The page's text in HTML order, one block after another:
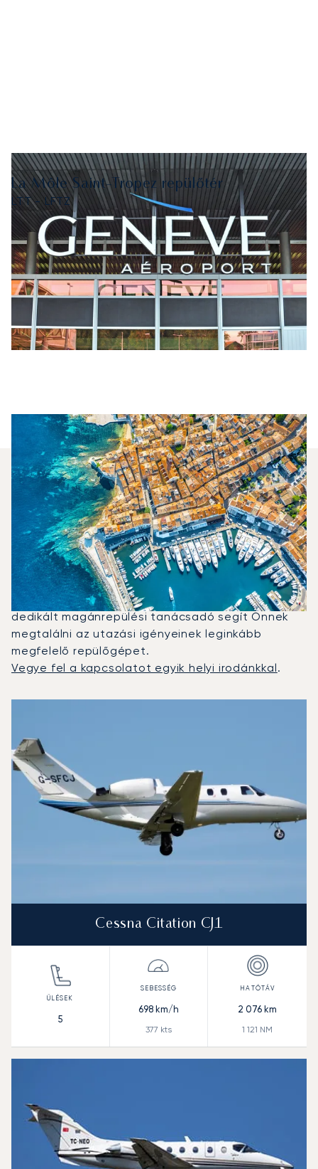
La Môle Saint-Tropez repülőtér
LTT - LFTZ
Milyen Típusú Repülőgépet
Bérelhetek Genf És Saint-
Tropez Között?
2025-ben a Citation CJ1, a Beechjet 400A és a
PC-12 NG volt a leggyakrabban igénybe vett
magánrepülő St Tropez és Genf között. Egy
dedikált magánrepülési tanácsadó segít Önnek
megtalálni az utazási igényeinek leginkább
megfelelő repülőgépet.
Vegye fel a kapcsolatot egyik helyi irodánkkal.
Hatótávolság (NM)
Cessna Citation CJ1
5
698km/h
377 kts
2 076 km
1 121 NM